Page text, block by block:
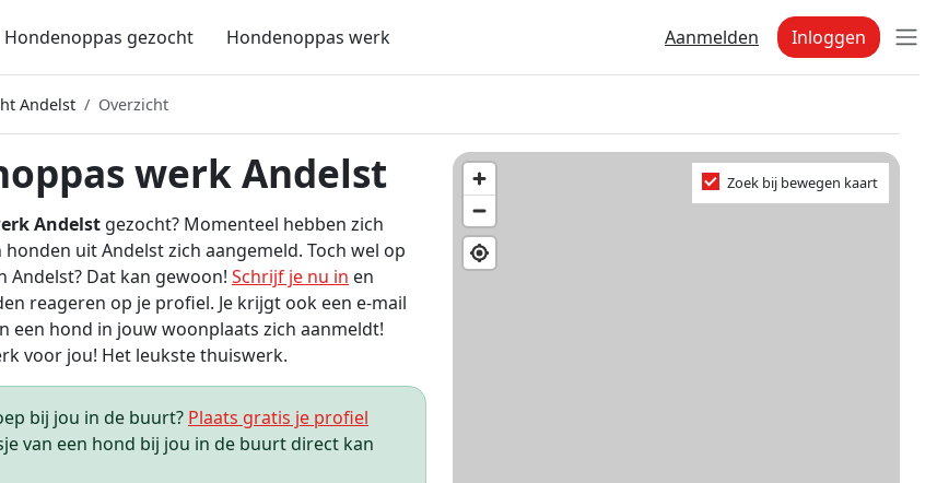
Hondenoppas gezocht Hondenoppas werk Aanmelden Inloggen
Andelst Overzicht
werk Andelst
Andelst gezocht? Momenteel hebben zich
honden uit Andelst zich aangemeld. Toch wel op
Andelst? Dat kan gewoon! Schrijf je nu in en
reageren op je profiel. Je krijgt ook een e-mail
een hond in jouw woonplaats zich aanmeldt!
voor jou! Het leukste thuiswerk.
bij jou in de buurt? Plaats gratis je profiel
van een hond bij jou in de buurt direct kan
Zoek bij bewegen kaart